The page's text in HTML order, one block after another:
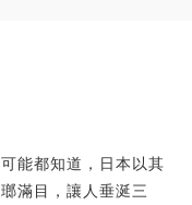
能都知道，日本以其
滿目，讓人垂涎三